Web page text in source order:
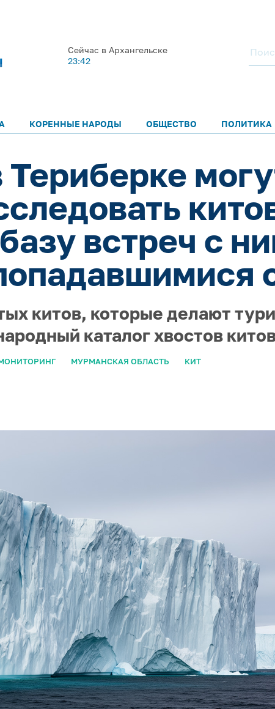
Сейчас в Архангельске
23:42
КОРЕННЫЕ НАРОДЫ ОБЩЕСТВО ПОЛИТИКА
встреч с
китов, которые делают
каталог хвостов
МУРМАНСКАЯ ОБЛАСТЬ КИТ